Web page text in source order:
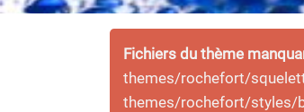
Fichiers du thème
themes/rochefort/
themes/rochefort/styles/